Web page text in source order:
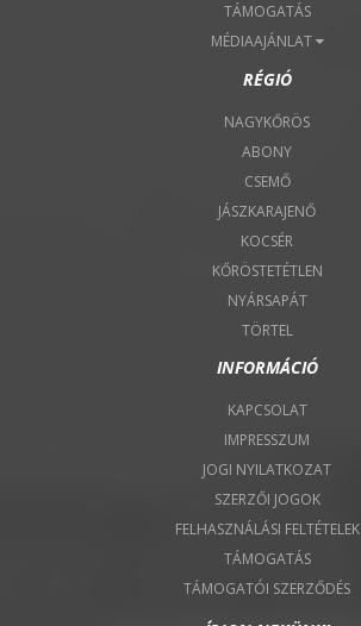
TÁMOGATÁS
MÉDIAAJÁNLAT
RÉGIÓ
NAGYKŐRÖS
ABONY
CSEMŐ
JÁSZKARAJENŐ
KOCSÉR
KŐRÖSTETÉTLEN
NYÁRSAPÁT
TÖRTEL
INFORMÁCIÓ
KAPCSOLAT
IMPRESSZUM
JOGI NYILATKOZAT
SZERZŐI JOGOK
FELHASZNÁLÁSI FELTÉTELEK
TÁMOGATÁS
TÁMOGATÓI SZERZŐDÉS